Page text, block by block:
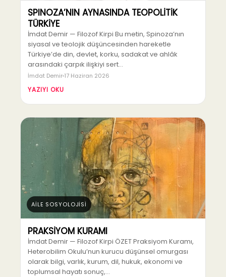
SPINOZA’NIN AYNASINDA TEOPOLİTİK
TÜRKİYE
İmdat Demir — Filozof Kirpi Bu metin, Spinoza’nın
siyasal ve teolojik düşüncesinden hareketle
Türkiye’de din, devlet, korku, sadakat ve ahlâk
arasındaki çarpık ilişkiyi sert…
İmdat Demir 17 Haziran 2026
YAZIYI OKU
AİLE SOSYOLOJİSİ
PRAKSİYOM KURAMI
İmdat Demir — Filozof Kirpi ÖZET Praksiyom Kuramı,
Heterobilim Okulu’nun kurucu düşünsel omurgası
olarak bilgi, varlık, kurum, dil, hukuk, ekonomi ve
toplumsal hayatı sonuç,…